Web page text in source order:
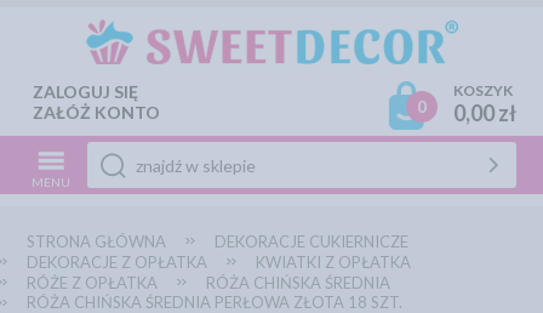
ZALOGUJ SIĘ
ZAŁÓŻ KONTO
0
KOSZYK
0,00 zł
MENU
STRONA GŁÓWNA
DEKORACJE CUKIERNICZE
DEKORACJE Z OPŁATKA
KWIATKI Z OPŁATKA
RÓŻE Z OPŁATKA
RÓŻA CHIŃSKA ŚREDNIA
RÓŻA CHIŃSKA ŚREDNIA PERŁOWA ZŁOTA 18 SZT.